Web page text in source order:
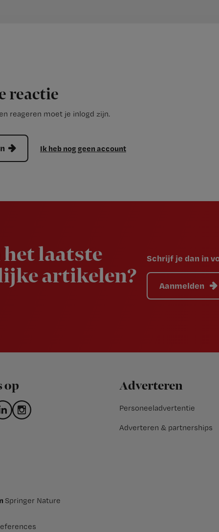
reactie
reageren moet je inlogd zijn.
Ik heb nog geen account
laatste
artikelen?
Schrijf je dan in
Aanmelden
op Adverteren
Personeeladvertentie
Adverteren & partnerships
Springer Nature